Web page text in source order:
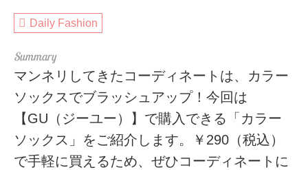
Daily Fashion
マンネリしてきたコーディネートは、カラー
ソックスでブラッシュアップ！今回は
【GU（ジーユー）】で購入できる「カラー
ソックス」をご紹介します。￥290（税込）
で手軽に買えるため、ぜひコーディネートに